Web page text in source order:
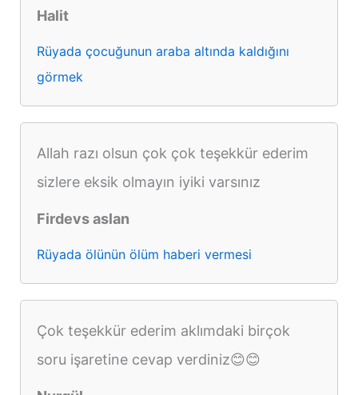
Halit
Rüyada çocuğunun araba altında kaldığını
görmek
Allah razı olsun çok çok teşekkür ederim
sizlere eksik olmayın iyiki varsınız
Firdevs aslan
Rüyada ölünün ölüm haberi vermesi
Çok teşekkür ederim aklımdaki birçok
soru işaretine cevap verdiniz😊😊